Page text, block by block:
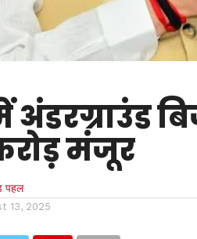
मंजूर
पहल
13, 2025